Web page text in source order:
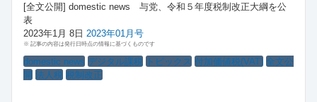
[全文公開] domestic news 与党、令和５年度税制改正大綱を公
表
2023年1月 8日 2023年01月号
※ 記事の内容は発行日時点の情報に基づくものです
domestic news デジタル課税 トピックス 付加価値税(VAT) 全文公
開 法人税 税制改正